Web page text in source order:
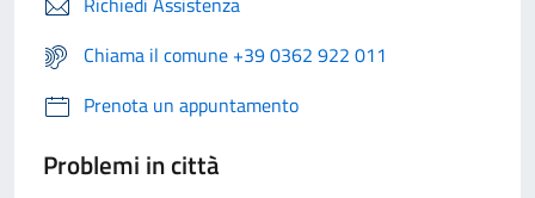
Chiama il comune +39 0362 922 011
Prenota un appuntamento
Problemi in città